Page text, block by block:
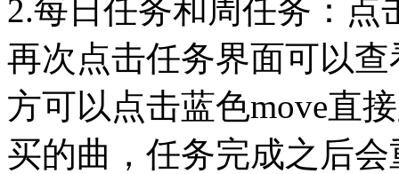
2.每日任务和周任务：
再次点击任务界面可以
方可以点击蓝色move直
买的曲，任务完成之后